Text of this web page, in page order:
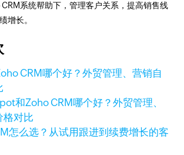
系统帮助下，管理客户关系，提高销售线
增长。
和Zoho CRM哪个好？外贸管理、
格对比